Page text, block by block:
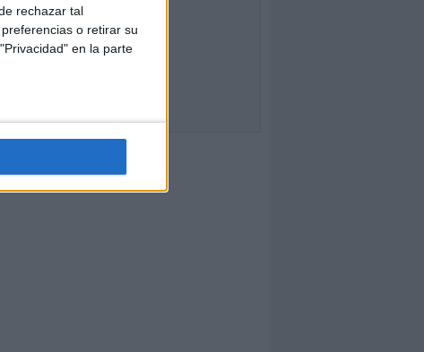
rechazar tal
o retirar su
en la parte